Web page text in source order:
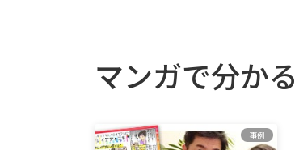
マンガで分かる
事例